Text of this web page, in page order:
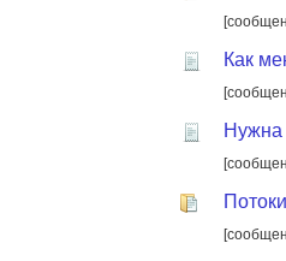
Как
Нужна